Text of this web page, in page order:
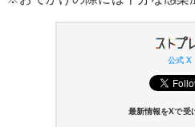
公式 X
最新情報をXで受